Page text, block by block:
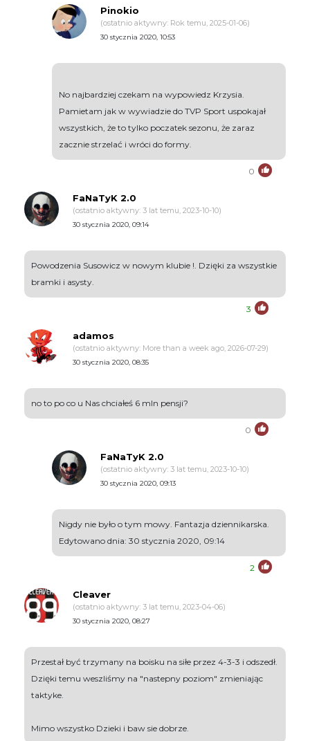
Pinokio
(ostatnio aktywny: Rok temu, 2025-01-06)
30 stycznia 2020, 10:53
No najbardziej czekam na wypowiedz Krzysia.
Pamietam jak w wywiadzie do TVP Sport uspokajał
wszystkich, że to tylko poczatek sezonu, że zaraz
zacznie strzelać i wróci do formy.
0
FaNaTyK 2.0
(ostatnio aktywny: 3 lat temu, 2023-10-10)
30 stycznia 2020, 09:14
Powodzenia Susowicz w nowym klubie !. Dzięki za wszystkie
bramki i asysty.
3
adamos
(ostatnio aktywny: More than a week ago, 2026-07-29)
30 stycznia 2020, 08:35
no to po co u Nas chciałeś 6 mln pensji?
0
FaNaTyK 2.0
(ostatnio aktywny: 3 lat temu, 2023-10-10)
30 stycznia 2020, 09:13
Nigdy nie było o tym mowy. Fantazja dziennikarska.
Edytowano dnia: 30 stycznia 2020, 09:14
2
Cleaver
(ostatnio aktywny: 3 lat temu, 2023-04-06)
30 stycznia 2020, 08:27
Przestał być trzymany na boisku na siłe przez 4-3-3 i odszedł.
Dzięki temu weszliśmy na "nastepny poziom" zmieniając
taktyke.
Mimo wszystko Dzieki i baw sie dobrze.